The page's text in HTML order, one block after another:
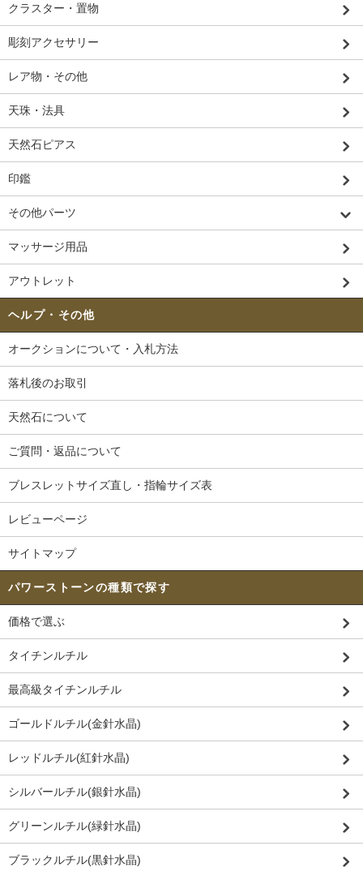
クラスター・置物
彫刻アクセサリー
レア物・その他
天珠・法具
天然石ピアス
印鑑
その他パーツ
マッサージ用品
アウトレット
ヘルプ・その他
オークションについて・入札方法
落札後のお取引
天然石について
ご質問・返品について
ブレスレットサイズ直し・指輪サイズ表
レビューページ
サイトマップ
パワーストーンの種類で探す
価格で選ぶ
タイチンルチル
最高級タイチンルチル
ゴールドルチル(金針水晶)
レッドルチル(紅針水晶)
シルバールチル(銀針水晶)
グリーンルチル(緑針水晶)
ブラックルチル(黒針水晶)